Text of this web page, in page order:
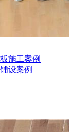
施工案例
设案例